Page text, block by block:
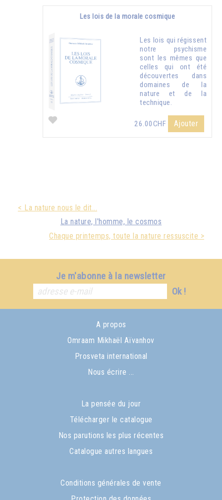
Les lois de la morale cosmique
Les lois qui régissent
notre psychisme
sont les mêmes que
celles qui ont été
découvertes dans
domaines de la
nature et de la
technique.
26.00CHF Ajouter
< La nature nous le dit...
La nature, l'homme, le cosmos
Chaque printemps, toute la nature ressuscite >
Je m'abonne à la newsletter
Ok !
A propos
Omraam Mikhaël Aïvanhov
Prosveta international
Nous écrire ...
La pensée du jour
Télécharger le catalogue
Nos parutions les plus récentes
Catalogue autres langues
Conditions générales de vente